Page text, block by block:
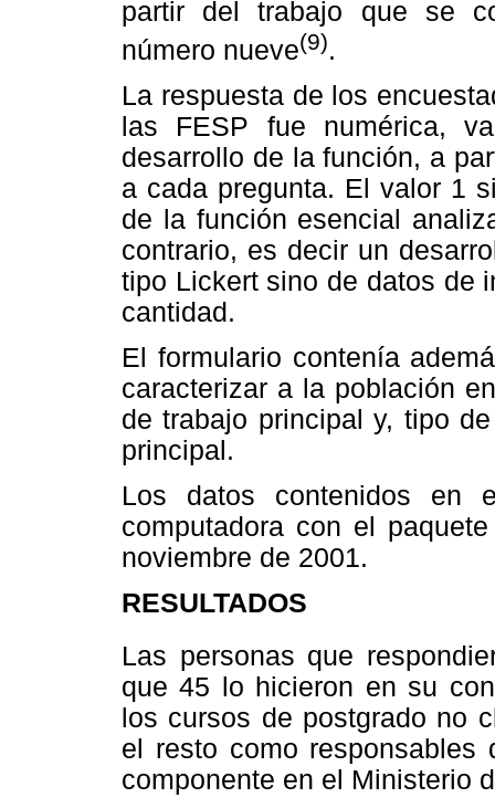
partir del trabajo que se
número nueve(9).
La respuesta de los
las FESP fue numérica,
desarrollo de la función, a
a cada pregunta. El valor 1
de la función esencial
contrario, es decir un
tipo Lickert sino de datos de
cantidad.
El formulario contenía
caracterizar a la población
de trabajo principal y, tipo
principal.
Los datos contenidos en
computadora con el
noviembre de 2001.
RESULTADOS
Las personas que
que 45 lo hicieron en su
los cursos de postgrado no
el resto como responsables
componente en el Ministerio